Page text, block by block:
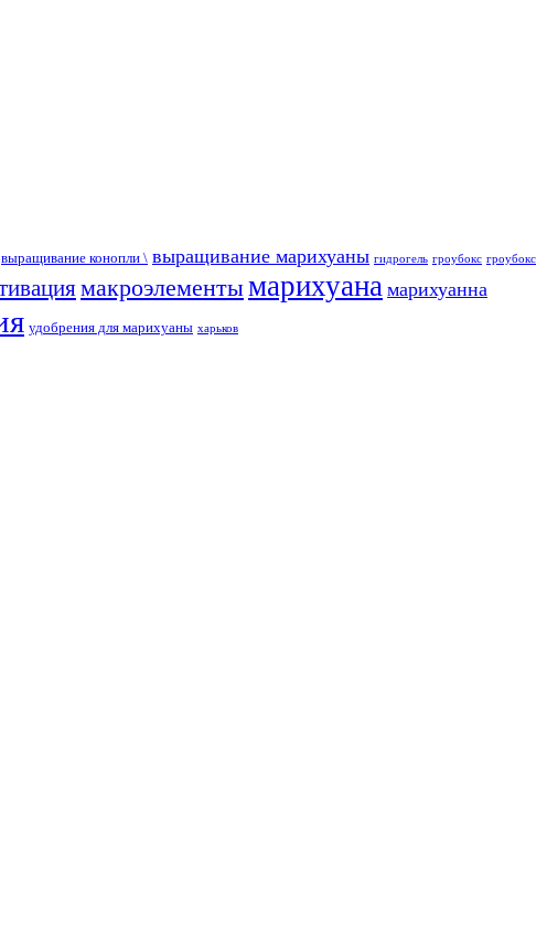
выращивание конопли \ выращивание марихуаны гидрогель гроубокс гроубокс
макроэлементымарихуана марихуанна
удобрения для марихуаны харьков